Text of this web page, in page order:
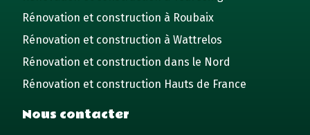
Rénovation et construction à Roubaix
Rénovation et construction à Wattrelos
Rénovation et construction dans le Nord
Rénovation et construction Hauts de France
Nous contacter